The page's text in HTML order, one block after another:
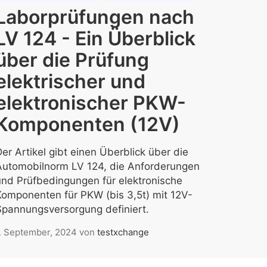
nach
124 - Ein Überblick
die Prüfung
und
PKW-
(12V)
Artikel gibt einen Überblick über die
LV 124, die Anforderungen
Prüfbedingungen für elektronische
für PKW (bis 3,5t) mit 12V-
definiert.
September, 2024 von testxchange